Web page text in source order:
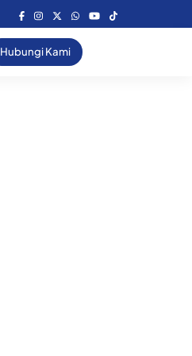
Hubungi Kami